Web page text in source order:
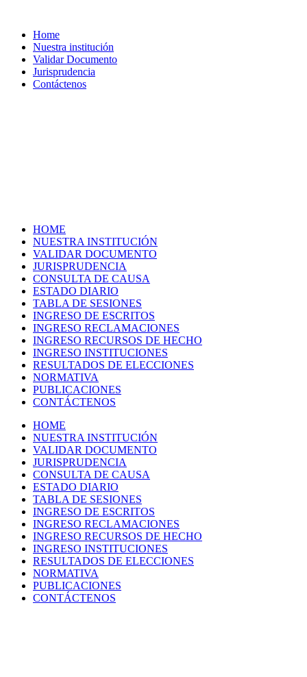
Home
Nuestra institución
Validar Documento
Jurisprudencia
Contáctenos
HOME
NUESTRA INSTITUCIÓN
VALIDAR DOCUMENTO
JURISPRUDENCIA
CONSULTA DE CAUSA
ESTADO DIARIO
TABLA DE SESIONES
INGRESO DE ESCRITOS
INGRESO RECLAMACIONES
INGRESO RECURSOS DE HECHO
INGRESO INSTITUCIONES
RESULTADOS DE ELECCIONES
NORMATIVA
PUBLICACIONES
CONTÁCTENOS
HOME
NUESTRA INSTITUCIÓN
VALIDAR DOCUMENTO
JURISPRUDENCIA
CONSULTA DE CAUSA
ESTADO DIARIO
TABLA DE SESIONES
INGRESO DE ESCRITOS
INGRESO RECLAMACIONES
INGRESO RECURSOS DE HECHO
INGRESO INSTITUCIONES
RESULTADOS DE ELECCIONES
NORMATIVA
PUBLICACIONES
CONTÁCTENOS